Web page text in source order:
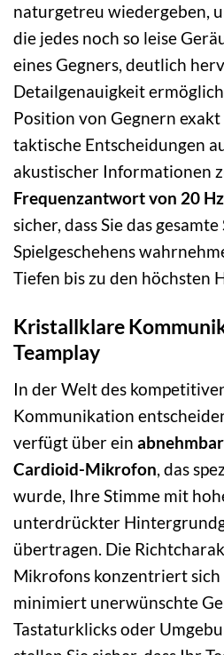
naturgetreu wiedergeben,
die jedes noch so leise
eines Gegners, deutlich
Detailgenauigkeit
Position von Gegnern
taktische Entscheidungen
akustischer Informationen
Frequenzantwort von 20
sicher, dass Sie das
Spielgeschehens
Tiefen bis zu den höchsten
Kristallklare
Teamplay
In der Welt des
Kommunikation
verfügt über ein
Cardioid-Mikrofon , das
wurde, Ihre Stimme mit
unterdrückter
übertragen. Die
Mikrofons konzentriert sich
minimiert unerwünschte
Tastaturklicks oder